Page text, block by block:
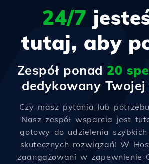
24/7
tutaj, aby
Zespół ponad 20
dedykowany Twojej
Czy masz pytania lub
Nasz zespół wsparcia jest
gotowy do udzielenia
skutecznych rozwiązań! W
zaangażowani w zapewnienie